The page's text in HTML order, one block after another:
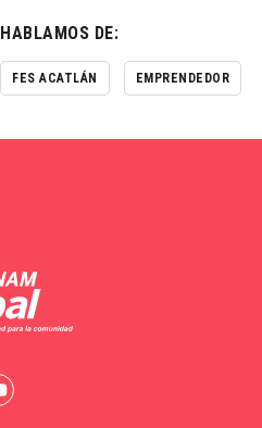
HABLAMOS DE:
FES ACATLÁN EMPRENDEDOR